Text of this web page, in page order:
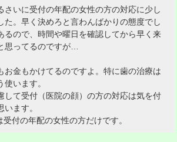
さいに受付の年配の女性の方の対応に少し
た。早く決めろと言わんばかりの態度でし
るので、時間や曜日を確認してから早く来
思ってるのですが…
お金もかけてるのですよ。特に歯の治療は
います。
して受付（医院の顔）の方の対応は気を付
ます。
付の年配の女性の方だけです。